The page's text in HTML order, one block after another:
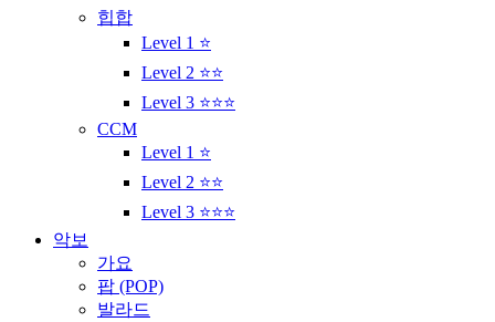
힙합
Level 1 ⭐
Level 2 ⭐⭐
Level 3 ⭐⭐⭐
CCM
Level 1 ⭐
Level 2 ⭐⭐
Level 3 ⭐⭐⭐
악보
가요
팝 (POP)
발라드